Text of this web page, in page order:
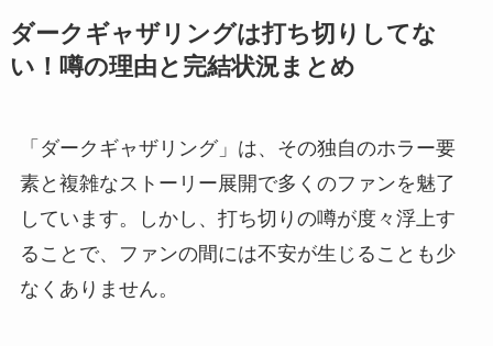
ダークギャザリングは打ち切りしてな
い！噂の理由と完結状況まとめ
「ダークギャザリング」は、その独自のホラー要
素と複雑なストーリー展開で多くのファンを魅了
しています。しかし、打ち切りの噂が度々浮上す
ることで、ファンの間には不安が生じることも少
なくありません。